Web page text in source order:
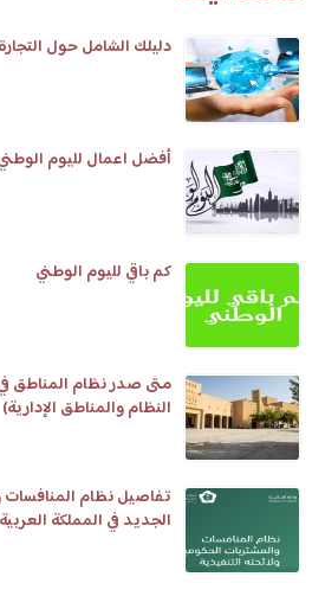
دليلك الشامل حول
أفضل اعمال لليوم
كم باقي لليوم الوطني
متى صدر نظام المناطق
النظام والمناطق الإدارية)
تفاصيل نظام
الجديد في المملكة